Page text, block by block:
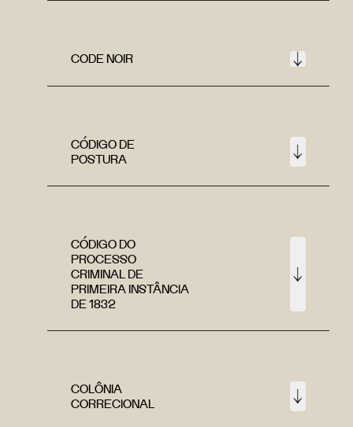
CODE NOIR
CÓDIGO DE
POSTURA
CÓDIGO DO
PROCESSO
CRIMINAL DE
PRIMEIRA INSTÂNCIA
DE 1832
COLÔNIA
CORRECIONAL